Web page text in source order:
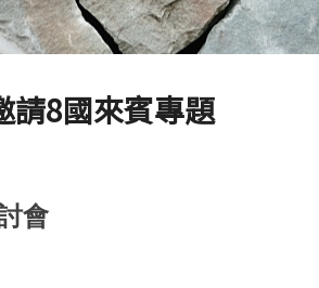
請8國來賓專題
會